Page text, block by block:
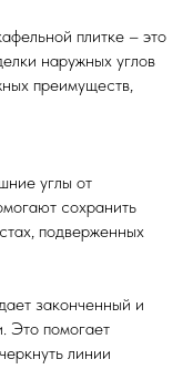
плитке – это
наружных углов
преимуществ,
углы от
сохранить
подверженных
законченный и
Это помогает
линии